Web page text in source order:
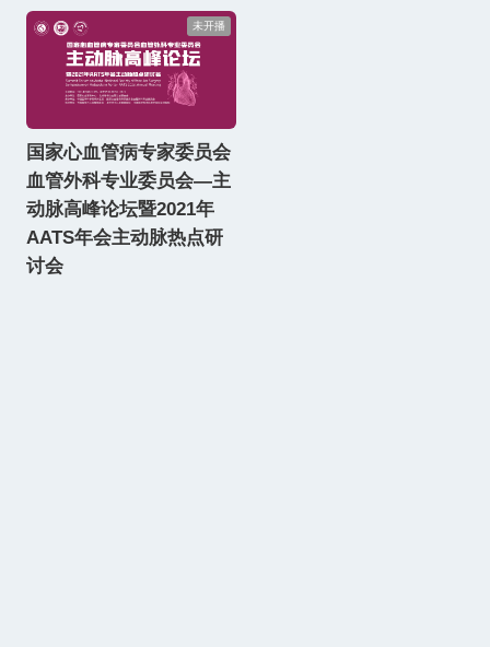
未开播
国家心血管病专家委员会
血管外科专业委员会—主
动脉高峰论坛暨2021年
AATS年会主动脉热点研
讨会